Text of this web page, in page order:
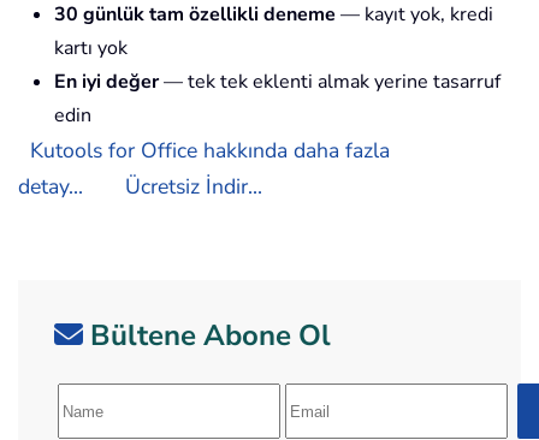
30 günlük tam özellikli deneme — kayıt yok, kredi
kartı yok
En iyi değer— tek tek eklenti almak yerine tasarruf
edin
Kutools for Office hakkında daha fazla
detay...
Ücretsiz İndir...
Bültene Abone Ol